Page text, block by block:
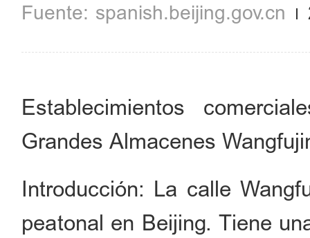
spanish.beijing.gov.cn
Establecimientos
Grandes Almacenes
Introducción: La calle
peatonal en Beijing. Tiene